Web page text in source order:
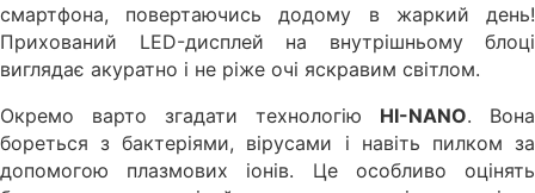
смартфона, повертаючись додому в жаркий день!
Прихований LED-дисплей на внутрішньому блоці
виглядає акуратно і не ріже очі яскравим світлом.
Окремо варто згадати технологію HI-NANO. Вона
бореться з бактеріями, вірусами і навіть пилком за
допомогою плазмових іонів. Це особливо оцінять